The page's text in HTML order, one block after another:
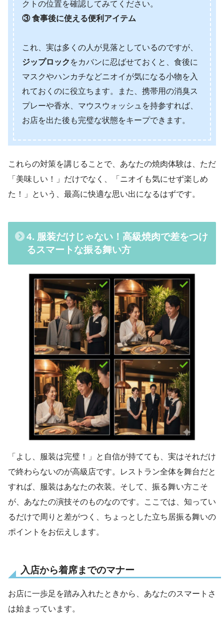
クトの位置を確認してみてください。
③ 食事後に使える便利アイテム
これ、実は多くの人が見落としているのですが、
ジップロック をカバンに忍ばせておくと、食後に
マスクやハンカチなどニオイが気になる小物を入
れておくのに役立ちます。また、携帯用の消臭ス
プレーや香水、マウスウォッシュを持参すれば、
お店を出た後も完璧な状態をキープできます。
これらの対策を講じることで、あなたの焼肉体験は、ただ
「美味しい！」だけでなく、「ニオイも気にせず楽しめ
た！」という、最高に快適な思い出になるはずです。
4. 服装だけじゃない！高級焼肉で差をつけ
るスマートな振る舞い方
「よし、服装は完璧！」と自信が持てても、実はそれだけ
で終わらないのが高級店です。レストラン全体を舞台だと
すれば、服装はあなたの衣装。そして、振る舞い方こそ
が、あなたの演技そのものなのです。ここでは、知ってい
るだけで周りと差がつく、ちょっとした立ち居振る舞いの
ポイントをお伝えします。
入店から着席までのマナー
お店に一歩足を踏み入れたときから、あなたのスマートさ
は始まっています。